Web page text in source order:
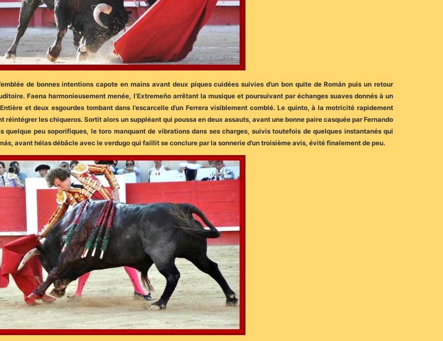
de bonnes intentions capote en mains avant deux piques cuidées suivies d’un bon quite de Román puis un retour
Faena harmonieusement menée, l’Extremeño arrêtant la musique et poursuivant par échanges suaves donnés à un
et deux esgourdes tombant dans l’escarcelle d’un Ferrera visiblement comblé. Le quinto, à la motricité rapidement
les chiqueros. Sortit alors un suppléant qui poussa en deux assauts, avant une bonne paire casquée par Fernando
quelque peu soporifiques, le toro manquant de vibrations dans ses charges, suivis toutefois de quelques instantanés qui
avant hélas débâcle avec le verdugo qui faillit se conclure par la sonnerie d’un troisième avis, évité finalement de peu.